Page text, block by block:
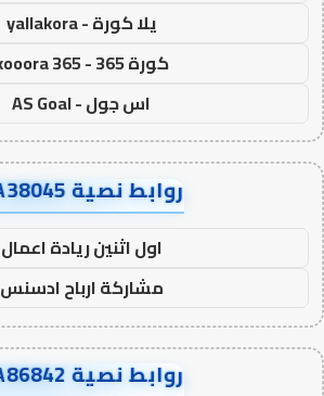
يلا كورة - yallakora
كورة 365 - kooora 365
اس جول - AS Goal
روابط نصية AA38045
اول اثنين ريادة اعمال
مشاركة ارباح ادسنس
روابط نصية AA86842